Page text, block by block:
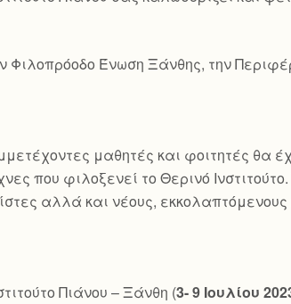
Φιλοπρόοδο Ένωση Ξάνθης, την
μαθητές και φοιτητές θα
που φιλοξενεί το Θερινό
αλλά και νέους,
Πιάνου – Ξάνθη (3- 9 Ιουλίου